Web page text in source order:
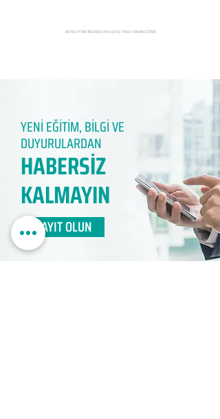
MERKEZİ YÖNETİM 2886 SAYILI DEVLET İHALE KANUNU EĞİTİMİ
YENİ EĞİTİM, BİLGİ VE
DUYURULARDAN
HABERSİZ
KALMAYIN​
KAYIT OLUN